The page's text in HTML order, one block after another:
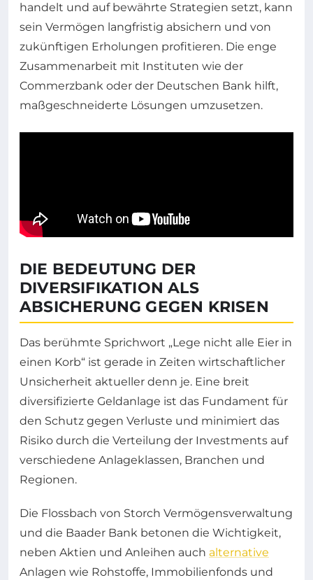
handelt und auf bewährte Strategien setzt, kann
sein Vermögen langfristig absichern und von
zukünftigen Erholungen profitieren. Die enge
Zusammenarbeit mit Instituten wie der
Commerzbank oder der Deutschen Bank hilft,
maßgeschneiderte Lösungen umzusetzen.
DIE BEDEUTUNG DER
DIVERSIFIKATION ALS
ABSICHERUNG GEGEN KRISEN
Das berühmte Sprichwort „Lege nicht alle Eier in
einen Korb“ ist gerade in Zeiten wirtschaftlicher
Unsicherheit aktueller denn je. Eine breit
diversifizierte Geldanlage ist das Fundament für
den Schutz gegen Verluste und minimiert das
Risiko durch die Verteilung der Investments auf
verschiedene Anlageklassen, Branchen und
Regionen.
Die Flossbach von Storch Vermögensverwaltung
und die Baader Bank betonen die Wichtigkeit,
neben Aktien und Anleihen auch alternative
Anlagen wie Rohstoffe, Immobilienfonds und